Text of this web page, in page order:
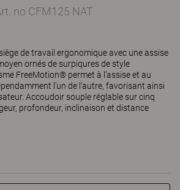
no CFM125 NAT
de travail ergonomique avec une assise
ornés de surpiqures de style
FreeMotion® permet à l’assise et au
l’un de l’autre, favorisant ainsi
Accoudoir souple réglable sur cinq
profondeur, inclinaison et distance